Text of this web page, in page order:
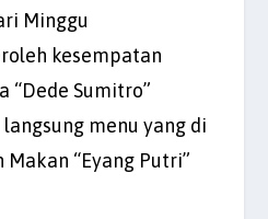
Minggu
kesempatan
“Dede Sumitro”
menu yang di
“Eyang Putri”